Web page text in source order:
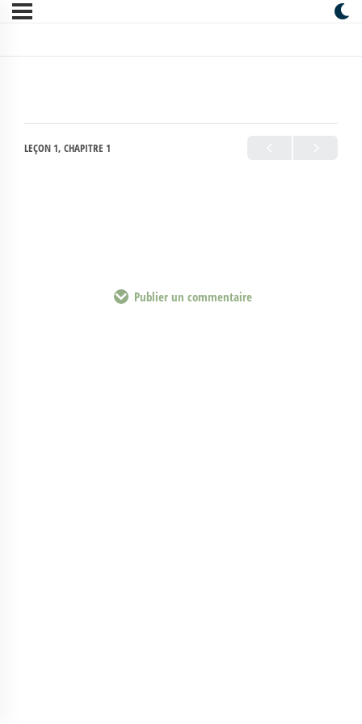
LEÇON 1, CHAPITRE 1
Publier un commentaire